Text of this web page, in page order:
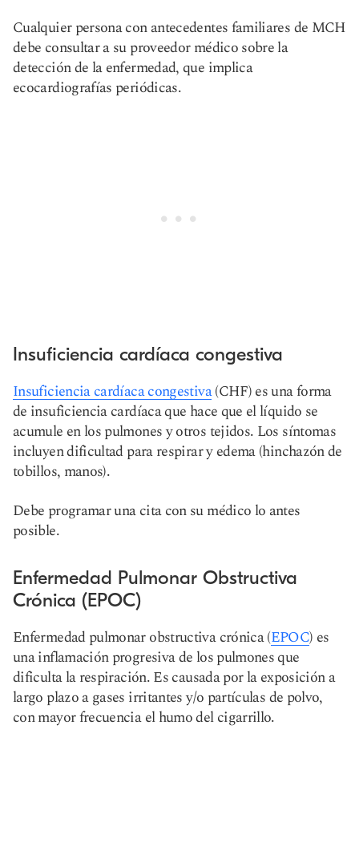
Cualquier persona con antecedentes familiares de MCH
debe consultar a su proveedor médico sobre la
detección de la enfermedad, que implica
ecocardiografías periódicas.
Insuficiencia cardíaca congestiva
Insuficiencia cardíaca congestiva(CHF) es una forma
de insuficiencia cardíaca que hace que el líquido se
acumule en los pulmones y otros tejidos. Los síntomas
incluyen dificultad para respirar y edema (hinchazón de
tobillos, manos).
Debe programar una cita con su médico lo antes
posible.
Enfermedad Pulmonar Obstructiva
Crónica (EPOC)
Enfermedad pulmonar obstructiva crónica (EPOC) es
una inflamación progresiva de los pulmones que
dificulta la respiración. Es causada por la exposición a
largo plazo a gases irritantes y/o partículas de polvo,
con mayor frecuencia el humo del cigarrillo.